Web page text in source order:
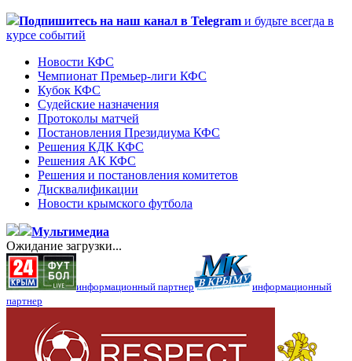
Подпишитесь на наш канал в Telegram и будьте всегда в
курсе событий
Новости КФС
Чемпионат Премьер-лиги КФС
Кубок КФС
Судейские назначения
Протоколы матчей
Постановления Президиума КФС
Решения КДК КФС
Решения АК КФС
Решения и постановления комитетов
Дисквалификации
Новости крымского футбола
Мультимедиа
Ожидание загрузки...
информационный партнер
информационный
партнер